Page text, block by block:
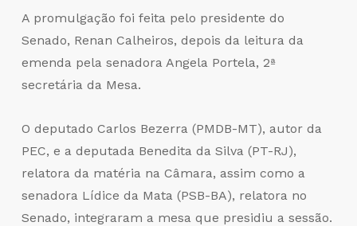
A promulgação foi feita pelo presidente do
Senado, Renan Calheiros, depois da leitura da
emenda pela senadora Angela Portela, 2ª
secretária da Mesa.
O deputado Carlos Bezerra (PMDB-MT), autor da
PEC, e a deputada Benedita da Silva (PT-RJ),
relatora da matéria na Câmara, assim como a
senadora Lídice da Mata (PSB-BA), relatora no
Senado, integraram a mesa que presidiu a sessão.